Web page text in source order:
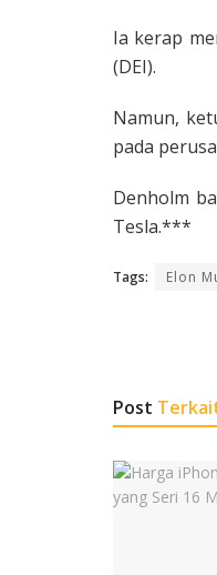
Ia kerap
(DEI).
Namun,
pada
Denholm
Tesla.***
Tags: Elon
Post